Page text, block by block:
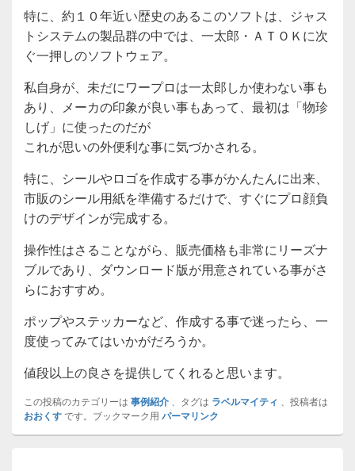
特に、約１０年近い歴史のあるこのソフトは、ジャス
トシステムの製品群の中では、一太郎・ＡＴＯＫに次
ぐ一押しのソフトウェア。
私自身が、未だにワープロは一太郎しか使わない事も
あり、メーカの印象が良い事もあって、最初は「物珍
しげ」に使ったのだが
これが思いの外便利な事に気づかされる。
特に、シールやロゴを作成する事がかんたんに出来、
市販のシール用紙を準備するだけで、すぐにプロ顔負
けのデザインが完成する。
操作性はさることながら、販売価格も非常にリーズナ
ブルであり、ダウンロード版が用意されている事がさ
らにおすすめ。
ポップやステッカーなど、作成する事で迷ったら、一
度使ってみてはいかがだろうか。
値段以上の良さを提供してくれると思います。
この投稿のカテゴリーは 事例紹介 、タグは ラベルマイティ 、投稿者は
おおくすです。ブックマーク用 パーマリンク